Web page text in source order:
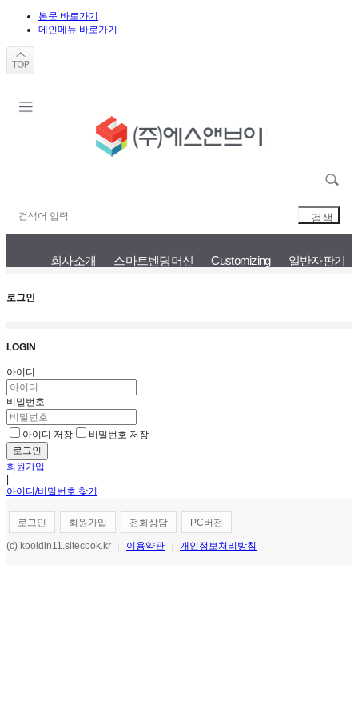
본문 바로가기
메인메뉴 바로가기
회사소개 스마트벤딩머신 Customizing 일반자판기
로그인
LOGIN
아이디
비밀번호
아이디 저장 비밀번호 저장
회원가입
아이디/비밀번호 찾기
로그인 회원가입 전화상담 PC버전
(c) kooldin11.sitecook.kr 이용약관 개인정보처리방침